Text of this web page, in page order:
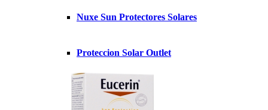
Nuxe Sun Protectores Solares
Proteccion Solar Outlet